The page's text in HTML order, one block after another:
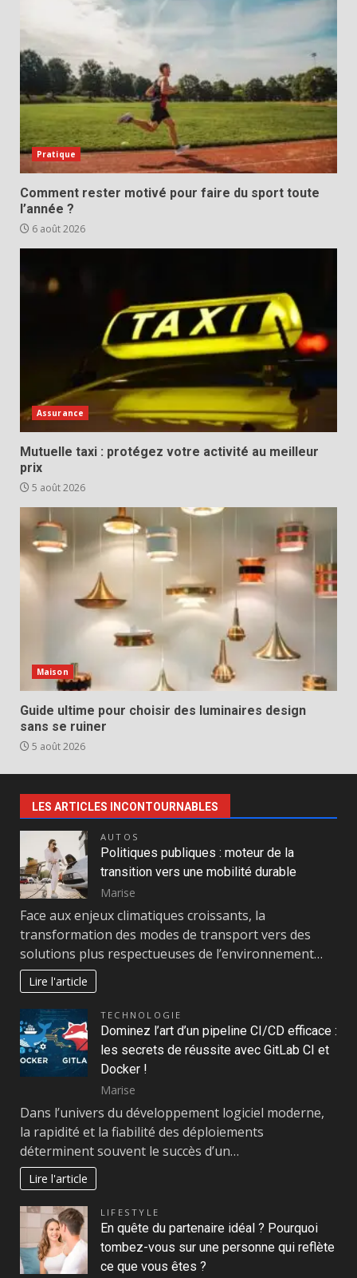
Pratique
Comment rester motivé pour faire du sport toute
l’année ?
6 août 2026
Assurance
Mutuelle taxi : protégez votre activité au meilleur
prix
5 août 2026
Maison
Guide ultime pour choisir des luminaires design
sans se ruiner
5 août 2026
LES ARTICLES INCONTOURNABLES
AUTOS
Politiques publiques : moteur de la
transition vers une mobilité durable
Marise
Face aux enjeux climatiques croissants, la
transformation des modes de transport vers des
solutions plus respectueuses de l’environnement…
Lire l'article
TECHNOLOGIE
Dominez l’art d’un pipeline CI/CD efficace :
les secrets de réussite avec GitLab CI et
Docker !
Marise
Dans l’univers du développement logiciel moderne,
la rapidité et la fiabilité des déploiements
déterminent souvent le succès d’un…
Lire l'article
LIFESTYLE
En quête du partenaire idéal ? Pourquoi
tombez-vous sur une personne qui reflète
ce que vous êtes ?